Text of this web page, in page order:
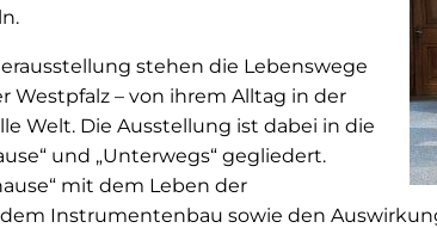
stehen die Lebenswege
Westpfalz – von ihrem Alltag in der
Welt. Die Ausstellung ist dabei in die
und „Unterwegs“ gegliedert.
mit dem Leben der
Instrumentenbau sowie den